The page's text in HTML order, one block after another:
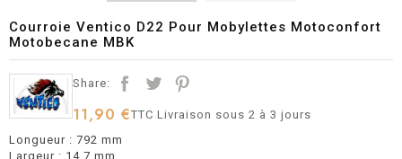
Courroie Ventico D22 Pour Mobylettes Motoconfort
Motobecane MBK
Share:
11,90 €TTCLivraison sous 2 à 3 jours
Longueur : 792 mm
Largeur : 14,7 mm